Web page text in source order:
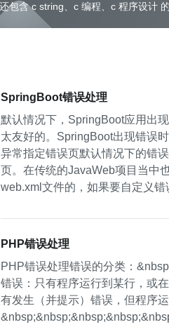
供全
SpringBoot错误处理
默认情况下，SpringBoot应用出
太友好的。SpringBoot出现错误
异常指定错误页默认情况下的错
页。在传统的JavaWeb项目当中
web.xml文件的，如果要自定义
加一个错误页的配置类
PHP错误处理
PHP错误处理错误的分类：
错误：只有程序运行到某行，或
有发生（并提示）错误，但程序